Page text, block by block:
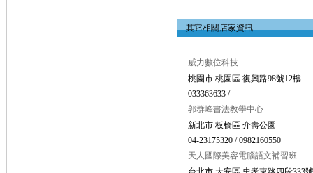
其它相關店家資訊
威力數位科技
桃園市 桃園區 復興路98號12樓
033363633 /
郭群峰書法教學中心
新北市 板橋區 介壽公園
04-23175320 / 0982160550
天人國際美容電腦語文補習班